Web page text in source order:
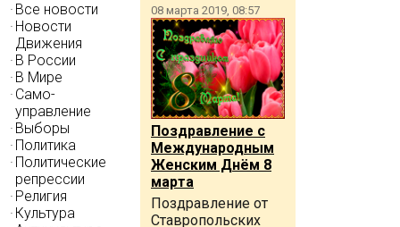
Все новости
Новости
Движения
В России
В Мире
Само-
управление
Выборы
Политика
Политические
репрессии
Религия
Культура
08 марта 2019, 08:57
Поздравление с
Международным
Женским Днём 8
марта
Поздравление от
Ставропольских